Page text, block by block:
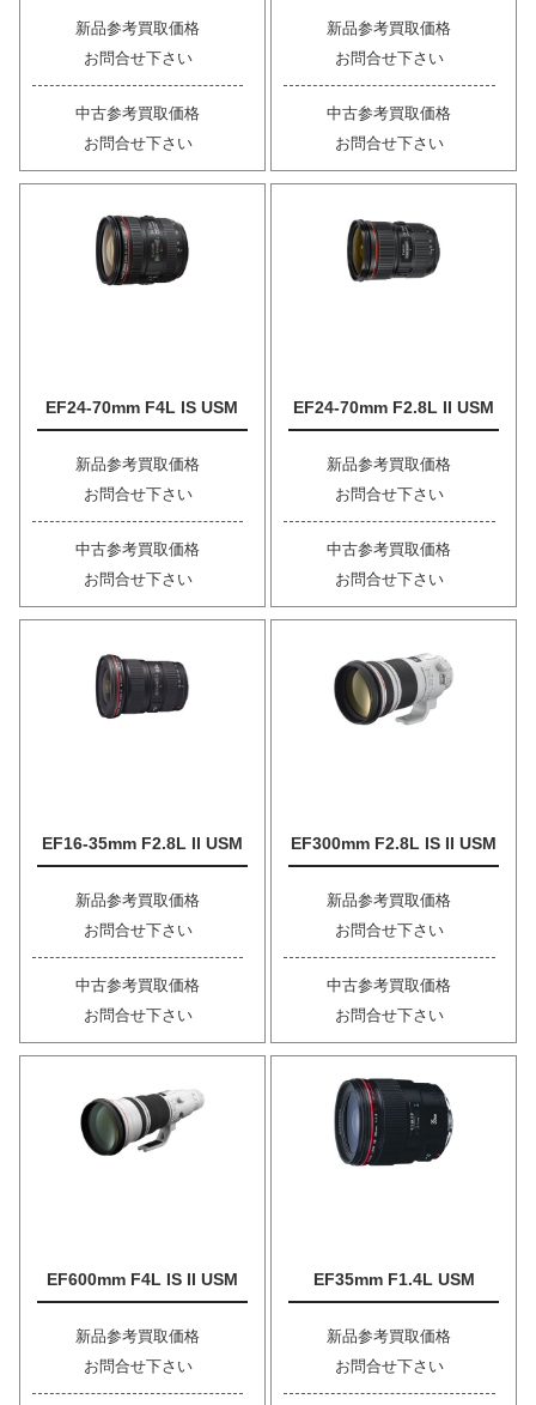
新品参考買取価格
お問合せ下さい
中古参考買取価格
お問合せ下さい
新品参考買取価格
お問合せ下さい
中古参考買取価格
お問合せ下さい
EF24-70mm F4L IS USM
新品参考買取価格
お問合せ下さい
中古参考買取価格
お問合せ下さい
EF24-70mm F2.8L II USM
新品参考買取価格
お問合せ下さい
中古参考買取価格
お問合せ下さい
EF16-35mm F2.8L II USM
新品参考買取価格
お問合せ下さい
中古参考買取価格
お問合せ下さい
EF300mm F2.8L IS II USM
新品参考買取価格
お問合せ下さい
中古参考買取価格
お問合せ下さい
EF600mm F4L IS II USM
新品参考買取価格
お問合せ下さい
EF35mm F1.4L USM
新品参考買取価格
お問合せ下さい